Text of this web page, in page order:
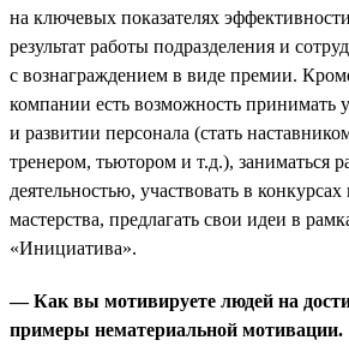
на ключевых показателях
результат работы подразделения и
с вознаграждением в виде премии.
компании есть возможность принимать
и развитии персонала (стать
тренером, тьютором и т.д.), заниматься
деятельностью, участвовать в
мастерства, предлагать свои идеи в
«Инициатива».
— Как вы мотивируете людей на
примеры нематериальной мотивации.